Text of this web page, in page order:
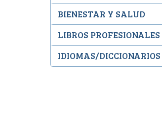
BIENESTAR Y SALUD
LIBROS PROFESIONALES
IDIOMAS/DICCIONARIOS